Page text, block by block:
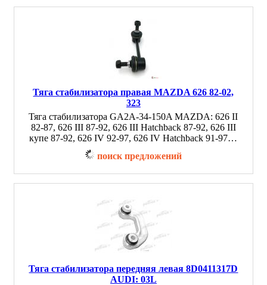
Тяга стабилизатора правая MAZDA 626 82-02,
323
Тяга стабилизатора GA2A-34-150A MAZDA: 626 II
82-87, 626 III 87-92, 626 III Hatchback 87-92, 626 III
купе 87-92, 626 IV 92-97, 626 IV Hatchback 91-97…
поиск предложений
Тяга стабилизатора передняя левая 8D0411317D
AUDI: 03L